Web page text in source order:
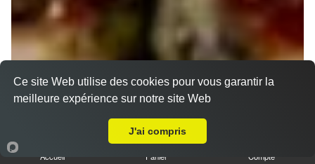
Accueil Panier Compte
Ce site Web utilise des cookies pour vous garantir la
meilleure expérience sur notre site Web
J'ai compris